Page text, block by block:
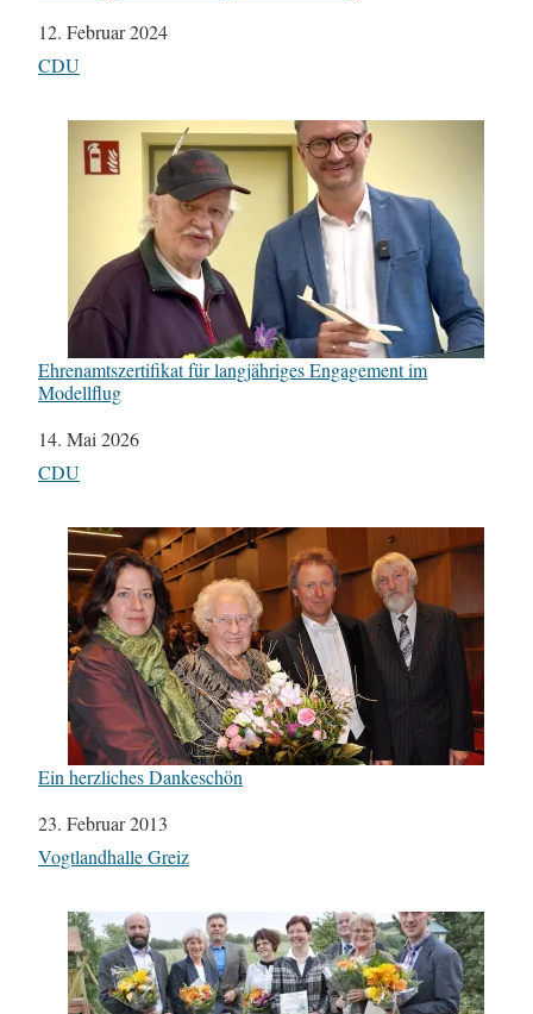
Datum
12. Februar 2024
In Bezug auf
CDU
Ehrenamtszertifikat für langjähriges Engagement im
Modellflug
Datum
14. Mai 2026
In Bezug auf
CDU
Ein herzliches Dankeschön
Datum
23. Februar 2013
In Bezug auf
Vogtlandhalle Greiz